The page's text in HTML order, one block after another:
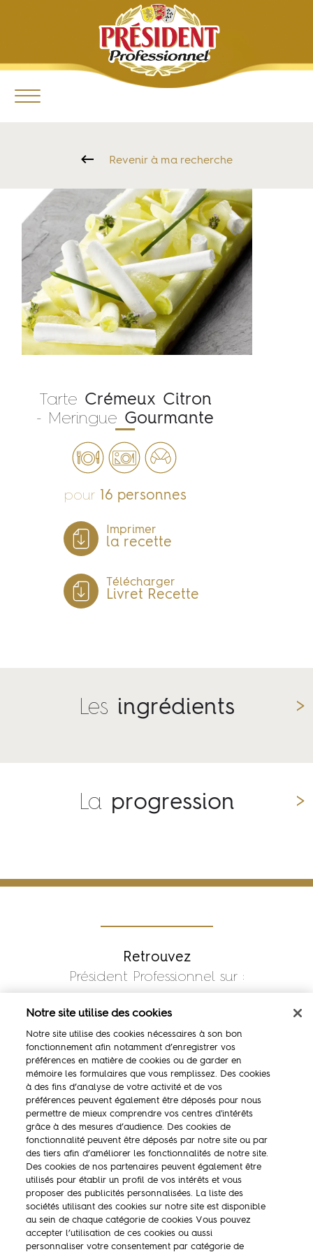
Revenir à ma recherche
Tarte Crémeux Citron
- Meringue Gourmante
pour 16 personnes
Imprimer
la recette
Télécharger
Livret Recette
Les ingrédients
La progression
Retrouvez
Président Professionnel sur :
La marque
Ambassadeurs
Concours
Savoir-faire
Notre site utilise des cookies
Notre site utilise des cookies nécessaires à son bon
fonctionnement afin notamment d’enregistrer vos
préférences en matière de cookies ou de garder en
mémoire les formulaires que vous remplissez. Des cookies
à des fins d’analyse de votre activité et de vos
préférences peuvent également être déposés pour nous
permettre de mieux comprendre vos centres d'intérêts
grâce à des mesures d’audience. Des cookies de
fonctionnalité peuvent être déposés par notre site ou par
des tiers afin d’améliorer les fonctionnalités de notre site.
Des cookies de nos partenaires peuvent également être
utilisés pour établir un profil de vos intérêts et vous
proposer des publicités personnalisées. La liste des
sociétés utilisant des cookies sur notre site est disponible
au sein de chaque catégorie de cookies Vous pouvez
accepter l’utilisation de ces cookies ou aussi
personnaliser votre consentement par catégorie de